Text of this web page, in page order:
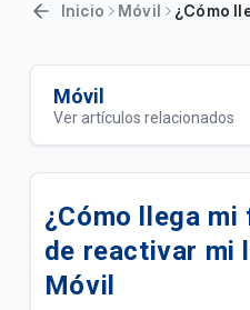
Inicio Móvil
Móvil
Ver artículos relacionados
¿Cómo saber si mi línea
Venta de celulares libres
¿Cómo configurar la red
¿Cómo llega
de reactivar mi
Móvil